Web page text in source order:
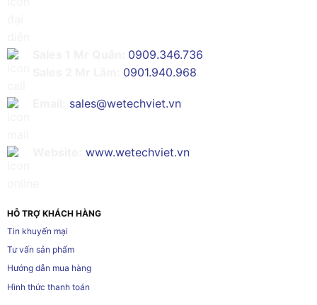
0909.346.736
0901.940.968
sales@wetechviet.vn
www.wetechviet.vn
HỖ TRỢ KHÁCH HÀNG
Tin khuyến mại
Tư vấn sản phẩm
Hướng dẫn mua hàng
Hình thức thanh toán